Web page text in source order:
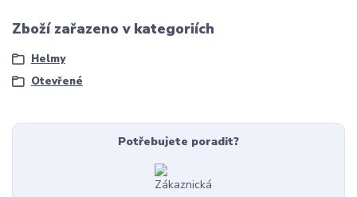
Zboží zařazeno v kategoriích
Helmy
Otevřené
Potřebujete poradit?